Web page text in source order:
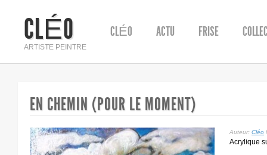
CLÉO
ARTISTE PEINTRE
CLÉO ACTU FRISE
EN CHEMIN (POUR LE MOMENT)
Auteur: Cléo
Acrylique